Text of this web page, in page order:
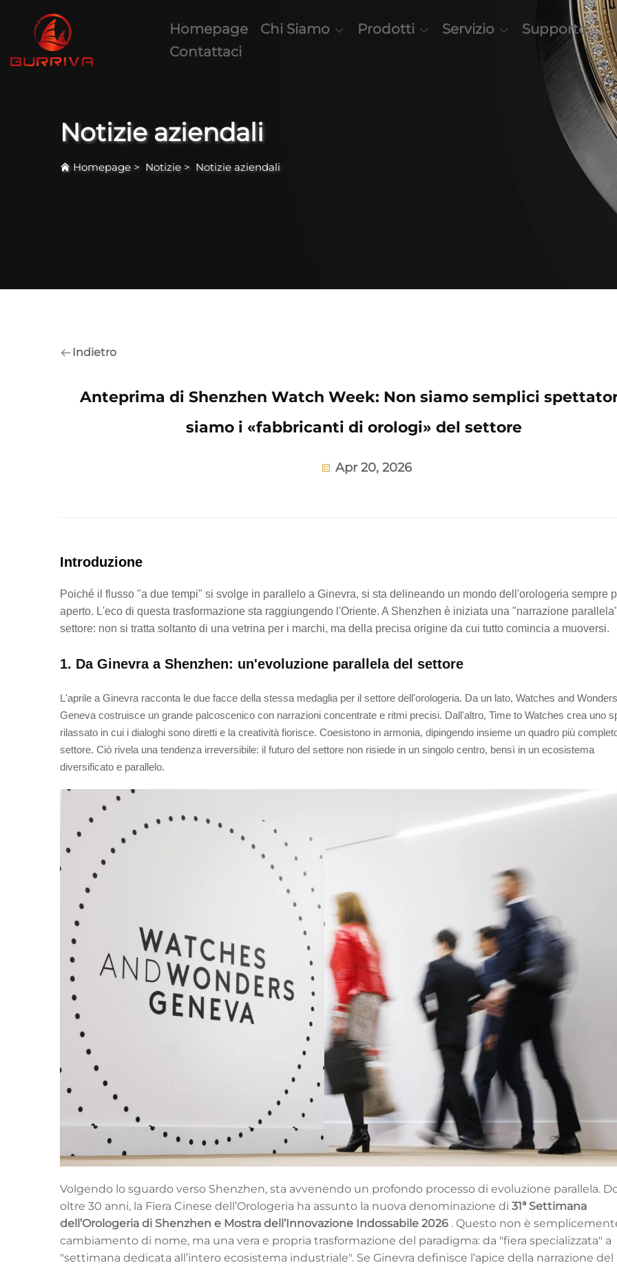
Homepage Chi Siamo Prodotti Servizio Supporto
Contattaci
Notizie aziendali
Homepage > Notizie > Notizie aziendali
Indietro
Anteprima di Shenzhen Watch Week: Non siamo semplici
siamo i «fabbricanti di orologi» del settore
Apr 20, 2026
Introduzione
Poiché il flusso "a due tempi" si svolge in parallelo a Ginevra, si sta delineando un mondo dell'orologeria sempre
aperto. L'eco di questa trasformazione sta raggiungendo l'Oriente. A Shenzhen è iniziata una "narrazione
settore: non si tratta soltanto di una vetrina per i marchi, ma della precisa origine da cui tutto comincia a muoversi.
1. Da Ginevra a Shenzhen: un'evoluzione parallela del settore
L'aprile a Ginevra racconta le due facce della stessa medaglia per il settore dell'orologeria. Da un lato, Watches and Wonders
Geneva costruisce un grande palcoscenico con narrazioni concentrate e ritmi precisi. Dall'altro, Time to Watches crea uno
rilassato in cui i dialoghi sono diretti e la creatività fiorisce. Coesistono in armonia, dipingendo insieme un quadro più
settore. Ciò rivela una tendenza irreversibile: il futuro del settore non risiede in un singolo centro, bensì in un ecosistema
diversificato e parallelo.
Volgendo lo sguardo verso Shenzhen, sta avvenendo un profondo processo di evoluzione parallela.
oltre 30 anni, la Fiera Cinese dell’Orologeria ha assunto la nuova denominazione di 31ª Settimana
dell’Orologeria di Shenzhen e Mostra dell’Innovazione Indossabile 2026 . Questo non è
cambiamento di nome, ma una vera e propria trasformazione del paradigma: da "fiera specializzata" a
"settimana dedicata all’intero ecosistema industriale". Se Ginevra definisce l’apice della narrazione del